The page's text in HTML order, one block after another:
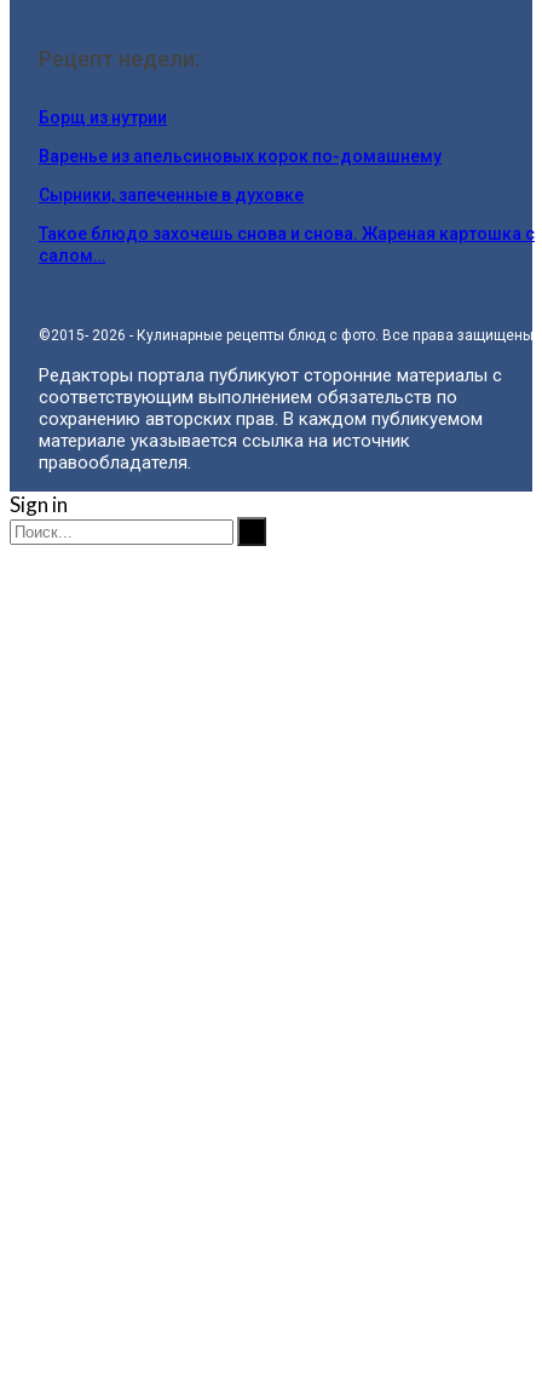
Рецепт недели:
Борщ из нутрии
Варенье из апельсиновых корок по-домашнему
Сырники, запеченные в духовке
Такое блюдо захочешь снова и снова. Жареная картошка с
салом…
©2015- 2026 - Кулинарные рецепты блюд с фото. Все права защищены.
Редакторы портала публикуют сторонние материалы с
соответствующим выполнением обязательств по
сохранению авторских прав. В каждом публикуемом
материале указывается ссылка на источник
правообладателя.
Sign in